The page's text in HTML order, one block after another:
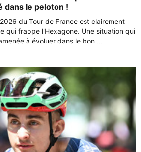
dans le peloton !
du Tour de France est clairement
qui frappe l'Hexagone. Une situation qui
à évoluer dans le bon ...